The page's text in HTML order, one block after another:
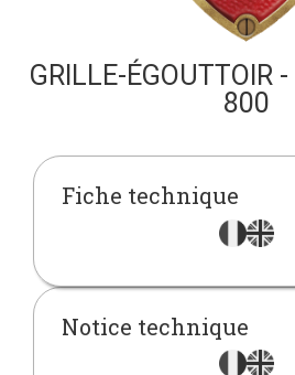
GRILLE-ÉGOUTTOIR
800
Fiche technique
Notice technique